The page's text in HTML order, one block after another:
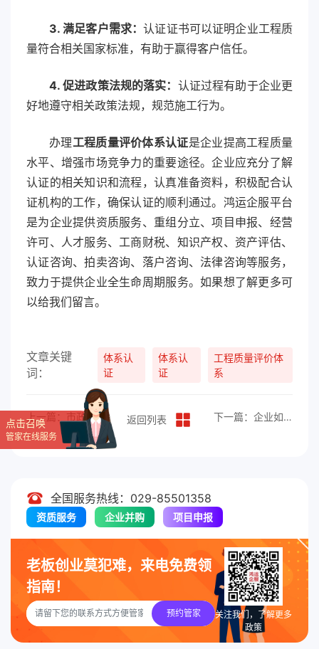
3. 满足客户需求：认证证书可以证明企业工程质
量符合相关国家标准，有助于赢得客户信任。
4. 促进政策法规的落实： 认证过程有助于企业更
好地遵守相关政策法规，规范施工行为。
办理工程质量评价体系认证是企业提高工程质量
水平、增强市场竞争力的重要途径。企业应充分了解
认证的相关知识和流程，认真准备资料，积极配合认
证机构的工作，确保认证的顺利通过。鸿运企服平台
是为企业提供资质服务、重组分立、项目申报、经营
许可、人才服务、工商财税、知识产权、资产评估、
认证咨询、拍卖咨询、落户咨询、法律咨询等服务，
致力于提供企业全生命周期服务。如果想了解更多可
以给我们留言。
文章关键
词：
体系认
证
体系认
证
工程质量评价体
系
上一篇：市政工程施工安全规范体系认证办理指南 返回列表 下一篇：企业如何办理国家双软认证？
全国服务热线：029-85501358
资质服务 企业并购 项目申报
老板创业莫犯难，来电免费领
指南！
预约管家
关注我们，了解更多
政策
点击召唤
管家在线服务